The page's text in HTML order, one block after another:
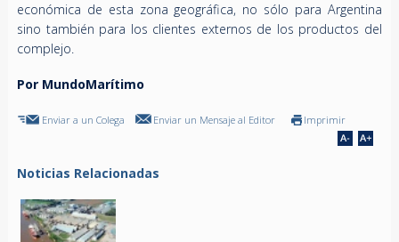
económica de esta zona geográfica, no sólo para Argentina
sino también para los clientes externos de los productos del
complejo.
Por MundoMarítimo
Enviar a un Colega Enviar un Mensaje al Editor Imprimir
Noticias Relacionadas